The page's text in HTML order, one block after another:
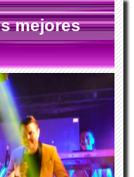
mejores